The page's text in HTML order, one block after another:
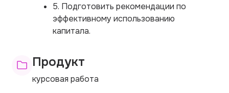
5. Подготовить рекомендации по
эффективному использованию
капитала.
Продукт
курсовая работа